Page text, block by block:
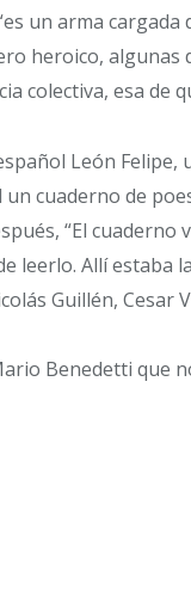
un arma cargada
heroico, algunas
colectiva, esa de
León Felipe,
cuaderno de
“El cuaderno
leerlo. Allí estaba
Guillén, Cesar
Benedetti que